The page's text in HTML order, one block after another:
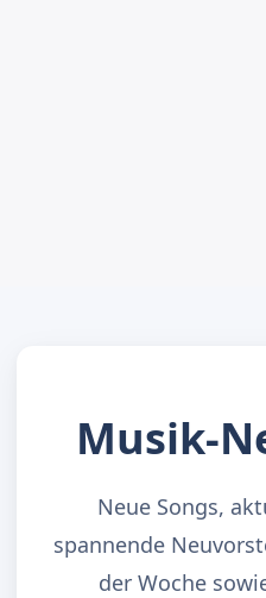
Musik-
Neue Songs,
spannende
der Woche